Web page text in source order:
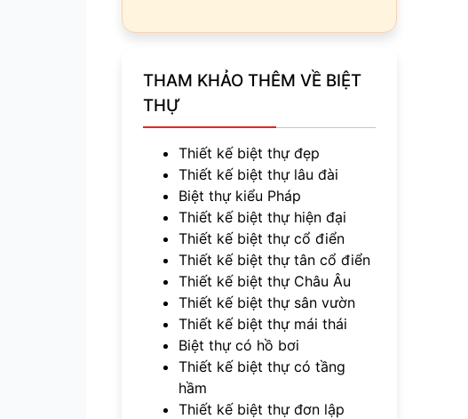
THAM KHẢO THÊM VỀ BIỆT
THỰ
Thiết kế biệt thự đẹp
Thiết kế biệt thự lâu đài
Biệt thự kiểu Pháp
Thiết kế biệt thự hiện đại
Thiết kế biệt thự cổ điển
Thiết kế biệt thự tân cổ điển
Thiết kế biệt thự Châu Âu
Thiết kế biệt thự sân vườn
Thiết kế biệt thự mái thái
Biệt thự có hồ bơi
Thiết kế biệt thự có tầng
hầm
Thiết kế biệt thự đơn lập